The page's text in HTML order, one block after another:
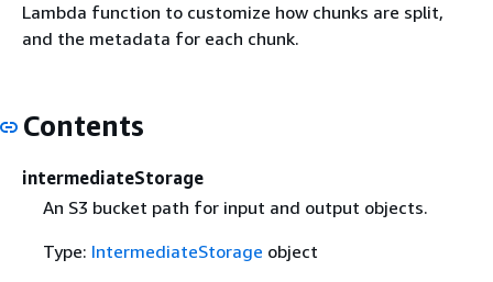
Lambda function to customize how chunks are split,
and the metadata for each chunk.
Contents
intermediateStorage
An S3 bucket path for input and output objects.
Type: IntermediateStorage object